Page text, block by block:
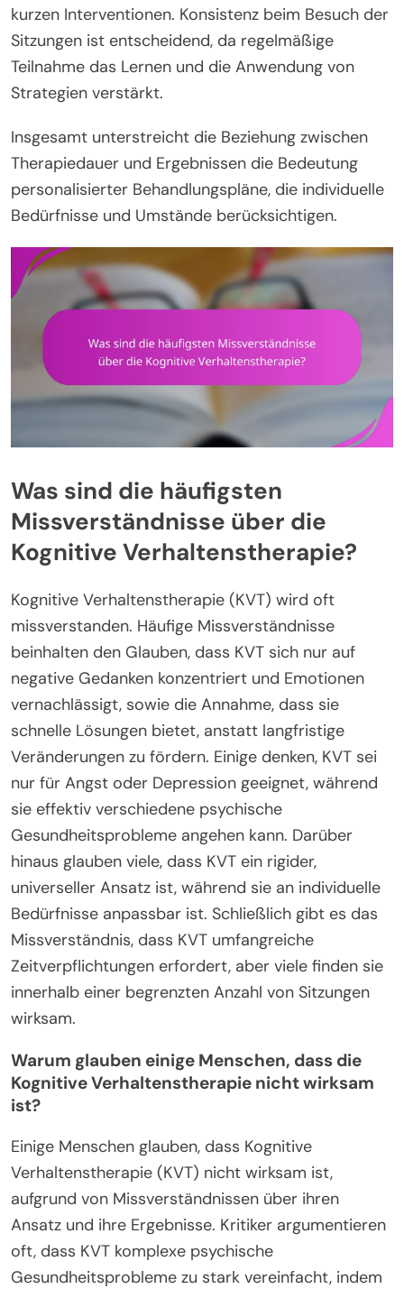
kurzen Interventionen. Konsistenz beim Besuch der
Sitzungen ist entscheidend, da regelmäßige
Teilnahme das Lernen und die Anwendung von
Strategien verstärkt.
Insgesamt unterstreicht die Beziehung zwischen
Therapiedauer und Ergebnissen die Bedeutung
personalisierter Behandlungspläne, die individuelle
Bedürfnisse und Umstände berücksichtigen.
Was sind die häufigsten
Missverständnisse über die
Kognitive Verhaltenstherapie?
Kognitive Verhaltenstherapie (KVT) wird oft
missverstanden. Häufige Missverständnisse
beinhalten den Glauben, dass KVT sich nur auf
negative Gedanken konzentriert und Emotionen
vernachlässigt, sowie die Annahme, dass sie
schnelle Lösungen bietet, anstatt langfristige
Veränderungen zu fördern. Einige denken, KVT sei
nur für Angst oder Depression geeignet, während
sie effektiv verschiedene psychische
Gesundheitsprobleme angehen kann. Darüber
hinaus glauben viele, dass KVT ein rigider,
universeller Ansatz ist, während sie an individuelle
Bedürfnisse anpassbar ist. Schließlich gibt es das
Missverständnis, dass KVT umfangreiche
Zeitverpflichtungen erfordert, aber viele finden sie
innerhalb einer begrenzten Anzahl von Sitzungen
wirksam.
Warum glauben einige Menschen, dass die
Kognitive Verhaltenstherapie nicht wirksam
ist?
Einige Menschen glauben, dass Kognitive
Verhaltenstherapie (KVT) nicht wirksam ist,
aufgrund von Missverständnissen über ihren
Ansatz und ihre Ergebnisse. Kritiker argumentieren
oft, dass KVT komplexe psychische
Gesundheitsprobleme zu stark vereinfacht, indem